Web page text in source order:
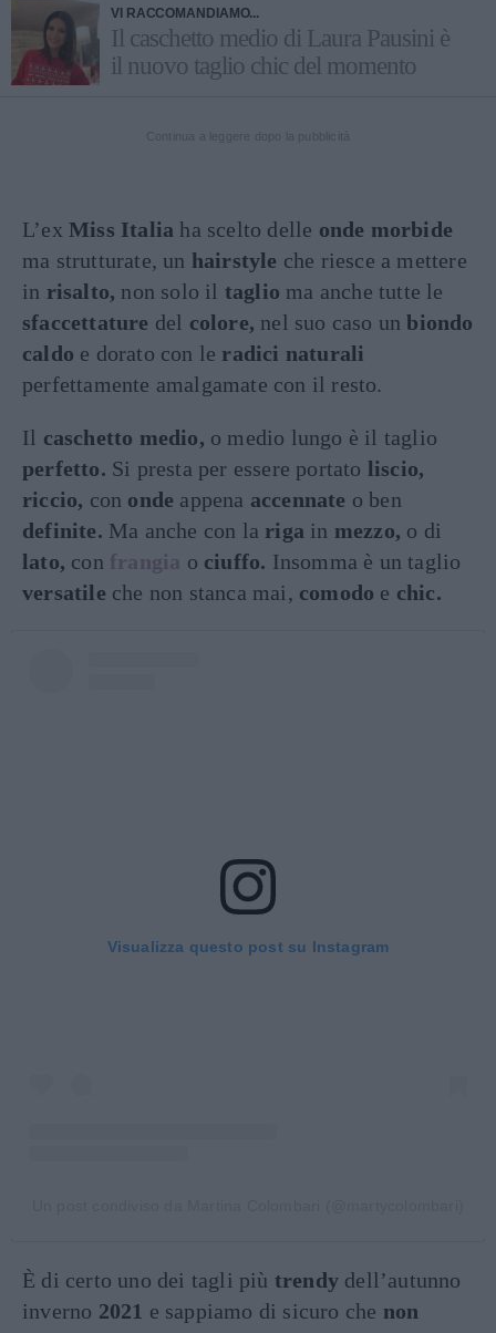
VI RACCOMANDIAMO...
Il caschetto medio di Laura Pausini è
il nuovo taglio chic del momento
L’ex Miss Italia ha scelto delle onde morbide
ma strutturate, un hairstyle che riesce a mettere
in risalto, non solo il taglio ma anche tutte le
sfaccettature del colore, nel suo caso unbiondo
caldo e dorato con le radici naturali
perfettamente amalgamate con il resto.
Il caschetto medio, o medio lungo è il taglio
perfetto. Si presta per essere portato liscio,
riccio, con onde appena accennate o ben
definite. Ma anche con la riga in mezzo, o di
lato, con frangia o ciuffo. Insomma è un taglio
versatile che non stanca mai, comodo e chic.
Visualizza questo post su Instagram
È di certo uno dei tagli più trendy dell’autunno
inverno 2021 e sappiamo di sicuro che non